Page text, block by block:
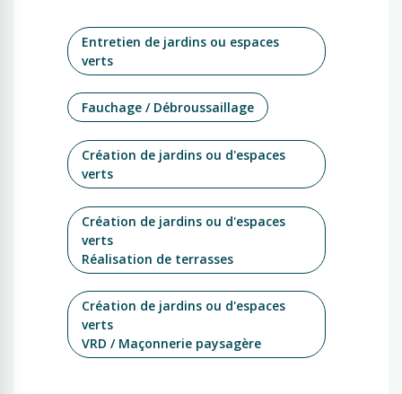
Entretien de jardins ou espaces
verts
Fauchage / Débroussaillage
Création de jardins ou d'espaces
verts
Création de jardins ou d'espaces
verts
Réalisation de terrasses
Création de jardins ou d'espaces
verts
VRD / Maçonnerie paysagère